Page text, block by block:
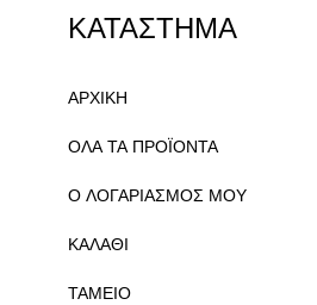
ΚΑΤΑΣΤΗΜΑ
ΑΡΧΙΚΗ
ΟΛΑ ΤΑ ΠΡΟΪΟΝΤΑ
Ο ΛΟΓΑΡΙΑΣΜΟΣ ΜΟΥ
ΚΑΛΑΘΙ
ΤΑΜΕΙΟ